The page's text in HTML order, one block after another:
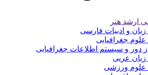
ارشد هنر
و ادبیات فارسی
جغرافیایی
دور و سیستم اطلاعات جغرافیایی
عربی
علوم ورزشی